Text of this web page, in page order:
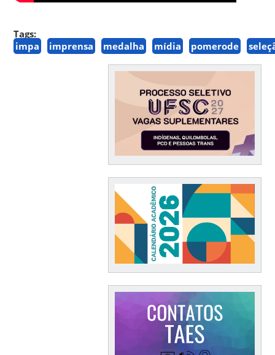
Tags:
impa
imprensa medalha mídia pomerode